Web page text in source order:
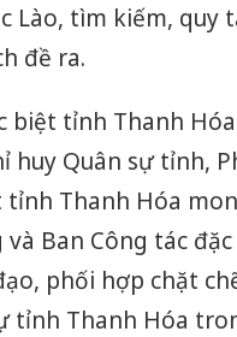
Lào, tìm kiếm, quy
đề ra.
biệt tỉnh Thanh
huy Quân sự tỉnh,
Thanh Hóa
Ban Công tác
phối hợp chặt
tỉnh Thanh Hóa